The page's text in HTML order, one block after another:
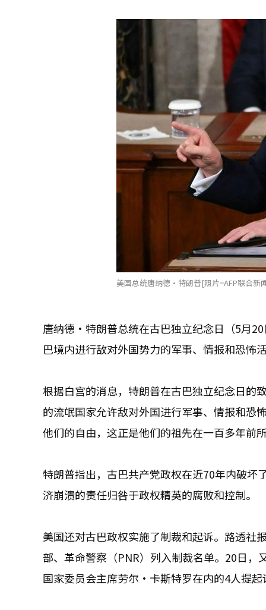
美国总统唐纳德·特朗普[照片=AFP联合新
唐纳德·特朗普总统在古巴独立纪念日（5月
巴境内进行敌对外国势力的军事、情报和恐怖
根据白宫的消息，特朗普在古巴独立纪念日
的流氓国家允许敌对外国进行军事、情报和
他们的自由，这正是他们的祖先在一百多年前
特朗普指出，古巴共产党政权在近70年内破坏
济崩溃的责任归咎于政权精英的腐败和控制。
美国还对古巴政权实施了制裁和起诉。路透社
部、革命警察（PNR）列入制裁名单。20日
国家委员会主席劳尔·卡斯特罗在内的4人提